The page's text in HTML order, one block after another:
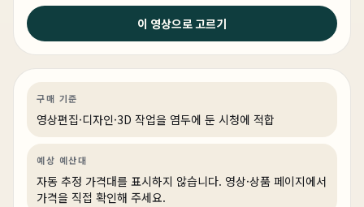
이 영상으로 고르기
영상편집·디자인
2026년 4월 17일
돈 많이 쓰지 마세요 ! 프리미어가 주라면 전문가분들도 딱
이렇게 사면 됩니다.
구매 기준
영상편집·디자인·3D 작업을 염두에 둔 시청에 적합
예상 예산대
자동 추정 가격대를 표시하지 않습니다. 영상·상품 페이지에서
가격을 직접 확인해 주세요.